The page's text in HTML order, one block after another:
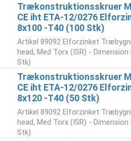
Trækonstruktionsskruer
CE iht ETA-12/0276
8x100 -T40 (100 Stk)
Artikel 89092 Elforzinket
head, Med Torx (ISR) -
Stk)
Trækonstruktionsskruer
CE iht ETA-12/0276
8x120 -T40 (50 Stk)
Artikel 89092 Elforzinket
head, Med Torx (ISR) -
Stk)